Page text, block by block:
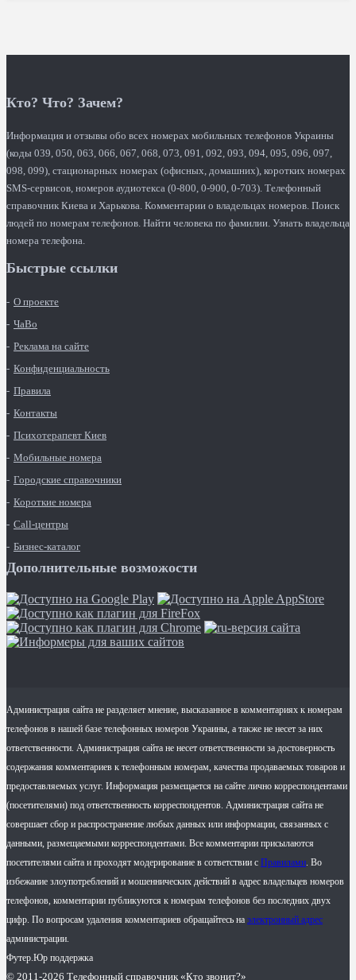
Кто? Что? Зачем?
Информация и отзывы обо всех номерах мобильных телефонов Украины
(коды 039, 050, 063, 066, 067, 068, 073, 091, 092, 093, 094, 095, 096, 097,
098, 099), стационарных номерах (офисных, домашних), коротких номерах
SMS-сервисов, номеров аудиотекса (0-800, 0-900, 0-703). Телефонный
справочник Киева и Харькова. Комментарии о владельцах номеров. Поиск
людей по номерам телефонов. Найти человека по фамилии. Узнать владельца
номера телефона.
Быстрые ссылки
О проекте
ЧаВо
Реклама на сайте
Конфиденциальность
Правила
Контакты
Психотерапевт Киев
Мобильные номера
Городские справочники
Короткие номера
Call-центры
Бизнес-каталог
Дополнительные возможости
Администрация сайта не разделяет мнение, высказанное в комментариях к номерам
телефонов в нашей базе телефонных номеров Украины, а также не несет за них
ответственности. Администрация сайта не несет ответственности за достоверность
содержания комментариев к телефонным номерам, качества продаваемых товаров и
предоставляемых услуг. Информация размещается на сайте лично корреспондентами
(посетителями) под ответственность корреспондентов. Администрация сайта не
совершает сбор и распространение любых данных или информации, связанных с
данными, размещаемыми корреспондентами. Все комментарии присылаются
посетителями сайта и проходят модерирование в сответствии с Правилами. Во
избежание злоупотреблений и мошеннических действий в адрес владельцев номеров
телефонов, комментарии публикуются к номерам телефонов без последних двух
цифр. По вопросам удаления комментариев обращайтесь на электронный адрес
администрации.
Футер.Юр поддержка
© 2011-2026 Телефонный справочник «Кто звонит?»